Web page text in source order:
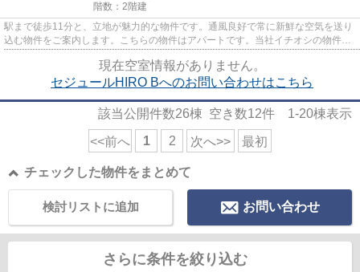
階数：2階建
駅まで徒歩11分と、立地が魅力的な物件です。通風良好で常に新鮮な空気を送り
込む物件をご案内します。こちらの物件はアパートです。当社イチオシの物件の
現在空室情報がありません。
セジュールHIRO Bへのお問い合わせはこちら
該当公開件数26棟 空き数12件 1-20棟表示
<<前へ 1 2 次へ>> 最初
チェックした物件をまとめて
お問い合わせ
検討リストに追加
さらに条件を絞り込む